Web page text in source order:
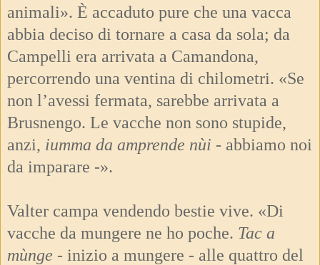
animali». È accaduto pure che una vacca
abbia deciso di tornare a casa da sola; da
Campelli era arrivata a Camandona,
percorrendo una ventina di chilometri. «Se
non l’avessi fermata, sarebbe arrivata a
Brusnengo. Le vacche non sono stupide,
anzi, iumma da amprende nùi - abbiamo noi
da imparare -».
Valter campa vendendo bestie vive. «Di
vacche da mungere ne ho poche. Tac a
mùnge - inizio a mungere - alle quattro del